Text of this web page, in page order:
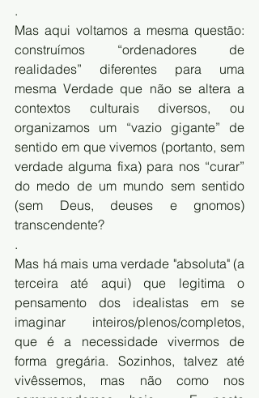
.
Mas aqui voltamos a mesma questão:
construímos “ordenadores de
realidades” diferentes para uma
mesma Verdade que não se altera a
contextos culturais diversos, ou
organizamos um “vazio gigante” de
sentido em que vivemos (portanto, sem
verdade alguma fixa) para nos “curar”
do medo de um mundo sem sentido
(sem Deus, deuses e gnomos)
transcendente?
.
Mas há mais uma verdade "absoluta" (a
terceira até aqui) que legitima o
pensamento dos idealistas em se
imaginar inteiros/plenos/completos,
que é a necessidade vivermos de
forma gregária. Sozinhos, talvez até
vivêssemos, mas não como nos